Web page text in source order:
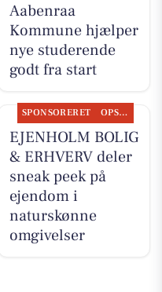
Aabenraa
Kommune hjælper
nye studerende
godt fra start
SPONSORERET OPSLAGSTAVLEN
EJENHOLM BOLIG
& ERHVERV deler
sneak peek på
ejendom i
naturskønne
omgivelser